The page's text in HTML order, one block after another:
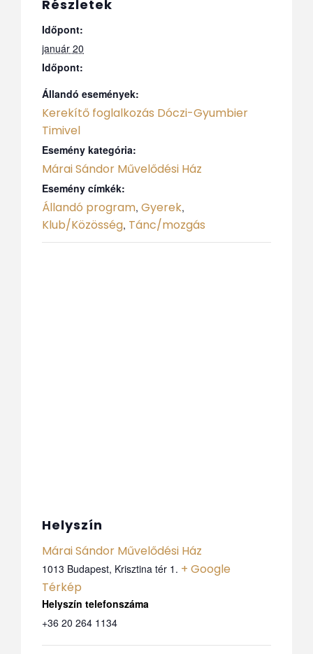
Részletek
Időpont:
január 20
Időpont:
Állandó események:
Kerekítő foglalkozás Dóczi-Gyumbier
Timivel
Esemény kategória:
Márai Sándor Művelődési Ház
Esemény címkék:
Állandó program, Gyerek,
Klub/Közösség, Tánc/mozgás
Helyszín
Márai Sándor Művelődési Ház
1013 Budapest, Krisztina tér 1. + Google
Térkép
+36 20 264 1134